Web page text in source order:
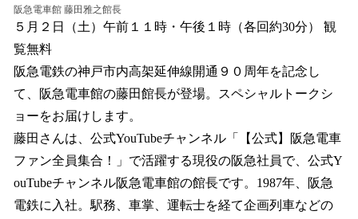
阪急電車館 藤田雅之館長
５月２日（土）午前１１時・午後１時（各回約30分） 観
覧無料
阪急電鉄の神戸市内高架延伸線開通９０周年を記念し
て、阪急電車館の藤田館長が登場。スペシャルトークシ
ョーをお届けします。
藤田さんは、公式YouTubeチャンネル「【公式】阪急電車
ファン全員集合！」で活躍する現役の阪急社員で、公式Y
ouTubeチャンネル阪急電車館の館長です。1987年、阪急
電鉄に入社。駅務、車掌、運転士を経て企画列車などの